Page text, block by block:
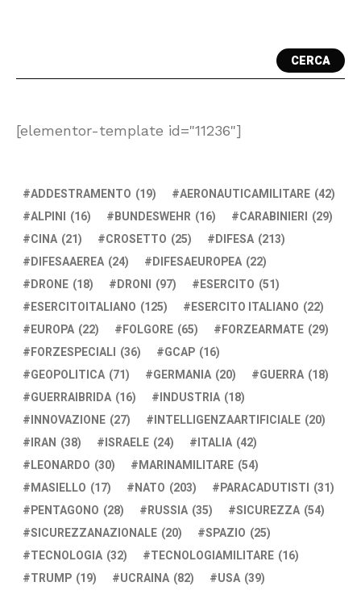
CERCA
[elementor-template id="11236"]
ADDESTRAMENTO (19) AERONAUTICAMILITARE (42)
ALPINI (16) BUNDESWEHR (16) CARABINIERI (29)
CINA (21) CROSETTO (25) DIFESA (213)
DIFESAAEREA (24) DIFESAEUROPEA (22)
DRONE (18) DRONI (97) ESERCITO (51)
ESERCITOITALIANO (125) ESERCITO ITALIANO (22)
EUROPA (22) FOLGORE (65) FORZEARMATE (29)
FORZESPECIALI (36) GCAP (16)
GEOPOLITICA (71) GERMANIA (20) GUERRA (18)
GUERRAIBRIDA (16) INDUSTRIA (18)
INNOVAZIONE (27) INTELLIGENZAARTIFICIALE (20)
IRAN (38) ISRAELE (24) ITALIA (42)
LEONARDO (30) MARINAMILITARE (54)
MASIELLO (17) NATO (203) PARACADUTISTI (31)
PENTAGONO (28) RUSSIA (35) SICUREZZA (54)
SICUREZZANAZIONALE (20) SPAZIO (25)
TECNOLOGIA (32) TECNOLOGIAMILITARE (16)
TRUMP (19) UCRAINA (82) USA (39)